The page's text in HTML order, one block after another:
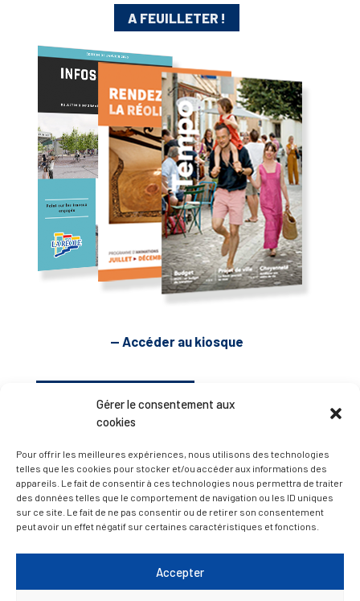
Gérer le consentement aux
cookies
Pour offrir les meilleures expériences, nous utilisons des technologies
telles que les cookies pour stocker et/ou accéder aux informations des
appareils. Le fait de consentir à ces technologies nous permettra de traiter
des données telles que le comportement de navigation ou les ID uniques
sur ce site. Le fait de ne pas consentir ou de retirer son consentement
peut avoir un effet négatif sur certaines caractéristiques et fonctions.
Accepter
A FEUILLETER !
— Accéder au kiosque